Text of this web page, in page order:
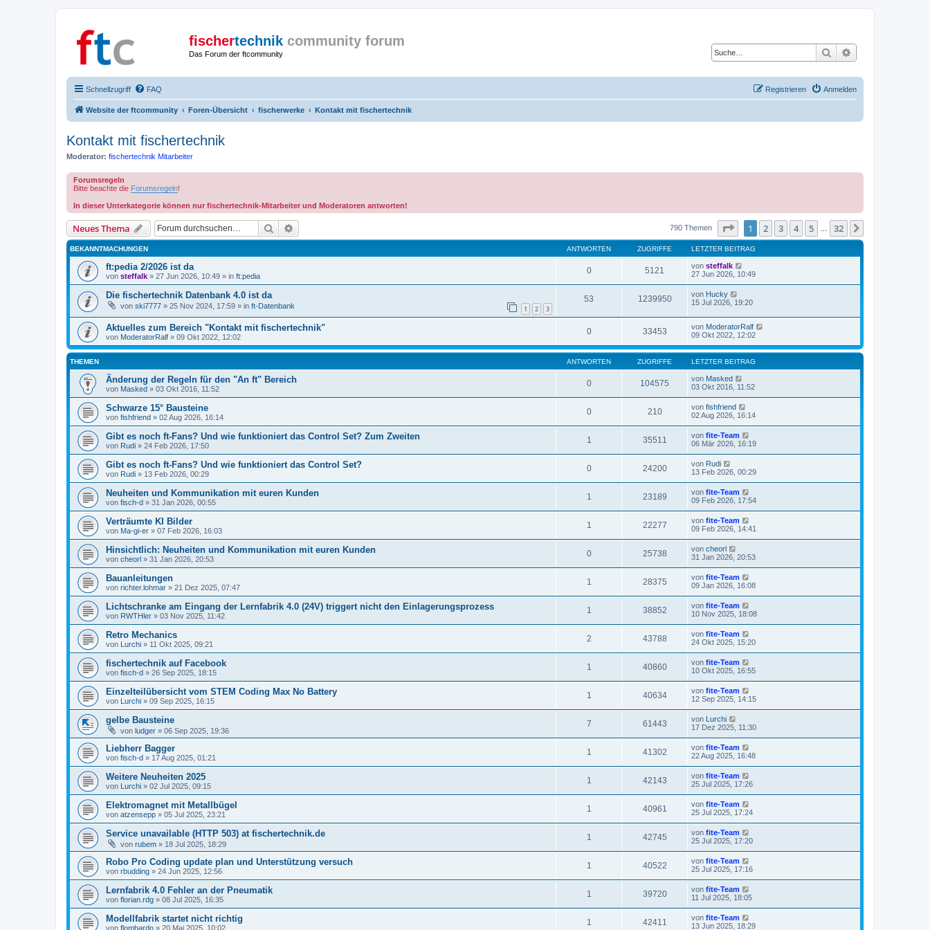
fischertechnik community forum
Das Forum der ftcommunity Suche
Schnellzugriff FAQ Anmelden
Registrieren
Website der ftcommunity Foren-Übersicht fischerwerke Kontakt mit fischertechnik
Kontakt mit fischertechnik
Moderator: fischertechnik Mitarbeiter
Forumsregeln
Bitte beachte die Forumsregeln!
In dieser Unterkategorie können nur fischertechnik-Mitarbeiter und Moderatoren antworten!
Neues Thema Suche 790 Themen Seite von32
1 2 3 4 5 32
BEKANNTMACHUNGEN ANTWORTEN ZUGRIFFE LETZTER BEITRAG
ft:pedia 2/2026 ist da
von steffalk » 27 Jun 2026, 10:49 » in ft:pedia
0 5121 von steffalk
27 Jun 2026, 10:49
Die fischertechnik Datenbank 4.0 ist da
von ski7777 » 25 Nov 2024, 17:59 » in ft-Datenbank 1 2 3
53 1239950 von Hucky
15 Jul 2026, 19:20
Aktuelles zum Bereich "Kontakt mit fischertechnik"
von ModeratorRalf » 09 Okt 2022, 12:02
0 33453 von ModeratorRalf
09 Okt 2022, 12:02
THEMEN ANTWORTEN ZUGRIFFE LETZTER BEITRAG
Änderung der Regeln für den "An ft" Bereich
von Masked » 03 Okt 2016, 11:52
0 104575 von Masked
03 Okt 2016, 11:52
Schwarze 15° Bausteine
von fishfriend » 02 Aug 2026, 16:14
0 210 von fishfriend
02 Aug 2026, 16:14
Gibt es noch ft-Fans? Und wie funktioniert das Control Set? Zum Zweiten
von Rudi » 24 Feb 2026, 17:50
1 35511 von fite-Team
06 Mär 2026, 16:19
Gibt es noch ft-Fans? Und wie funktioniert das Control Set?
von Rudi » 13 Feb 2026, 00:29
0 24200 von Rudi
13 Feb 2026, 00:29
Neuheiten und Kommunikation mit euren Kunden
von fisch-d » 31 Jan 2026, 00:55
1 23189 von fite-Team
09 Feb 2026, 17:54
Verträumte KI Bilder
von Ma-gi-er » 07 Feb 2026, 16:03
1 22277 von fite-Team
09 Feb 2026, 14:41
Hinsichtlich: Neuheiten und Kommunikation mit euren Kunden
von cheorl » 31 Jan 2026, 20:53
0 25738 von cheorl
31 Jan 2026, 20:53
Bauanleitungen
von richter.lohmar » 21 Dez 2025, 07:47
1 28375 von fite-Team
09 Jan 2026, 16:08
Lichtschranke am Eingang der Lernfabrik 4.0 (24V) triggert nicht den Einlagerungsprozess
von RWTHler » 03 Nov 2025, 11:42
1 38852 von fite-Team
10 Nov 2025, 18:08
Retro Mechanics
von Lurchi » 11 Okt 2025, 09:21
2 43788 von fite-Team
24 Okt 2025, 15:20
fischertechnik auf Facebook
von fisch-d » 26 Sep 2025, 18:15
1 40860 von fite-Team
10 Okt 2025, 16:55
Einzelteilübersicht vom STEM Coding Max No Battery
von Lurchi » 09 Sep 2025, 16:15
1 40634 von fite-Team
12 Sep 2025, 14:15
gelbe Bausteine
von ludger » 06 Sep 2025, 19:36
7 61443 von Lurchi
17 Dez 2025, 11:30
Liebherr Bagger
von fisch-d » 17 Aug 2025, 01:21
1 41302 von fite-Team
22 Aug 2025, 16:48
Weitere Neuheiten 2025
von Lurchi » 02 Jul 2025, 09:15
1 42143 von fite-Team
25 Jul 2025, 17:26
Elektromagnet mit Metallbügel
von atzensepp » 05 Jul 2025, 23:21
1 40961 von fite-Team
25 Jul 2025, 17:24
Service unavailable (HTTP 503) at fischertechnik.de
von rubem » 18 Jul 2025, 18:29
1 42745 von fite-Team
25 Jul 2025, 17:20
Robo Pro Coding update plan und Unterstützung versuch
von rbudding » 24 Jun 2025, 12:56
1 40522 von fite-Team
25 Jul 2025, 17:16
Lernfabrik 4.0 Fehler an der Pneumatik
von florian.rdg » 08 Jul 2025, 16:35
1 39720 von fite-Team
11 Jul 2025, 18:05
Modellfabrik startet nicht richtig
von flombardo » 20 Mai 2025, 10:02
1 42411 von fite-Team
13 Jun 2025, 18:29